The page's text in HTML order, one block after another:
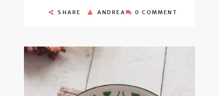
SHARE ANDREA 0 COMMENT